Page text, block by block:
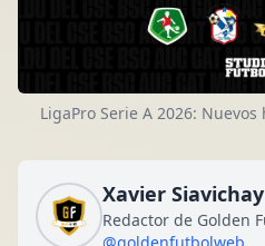
LigaPro Serie A 2026:
Xavier Siavichay
Redactor de Golden
@goldenfutbolweb